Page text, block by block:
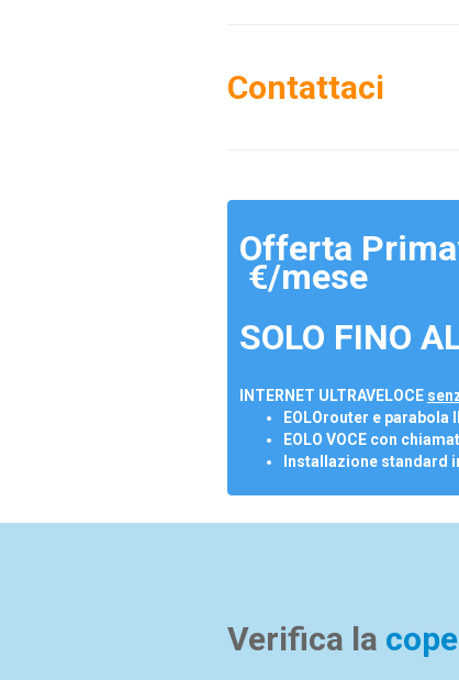
Contattaci
Offerta
€/mese
SOLO FINO
INTERNET ULTRAVELOCE
EOLOrouter e parabola
EOLO VOCE con
Installazione standard
Verifica la